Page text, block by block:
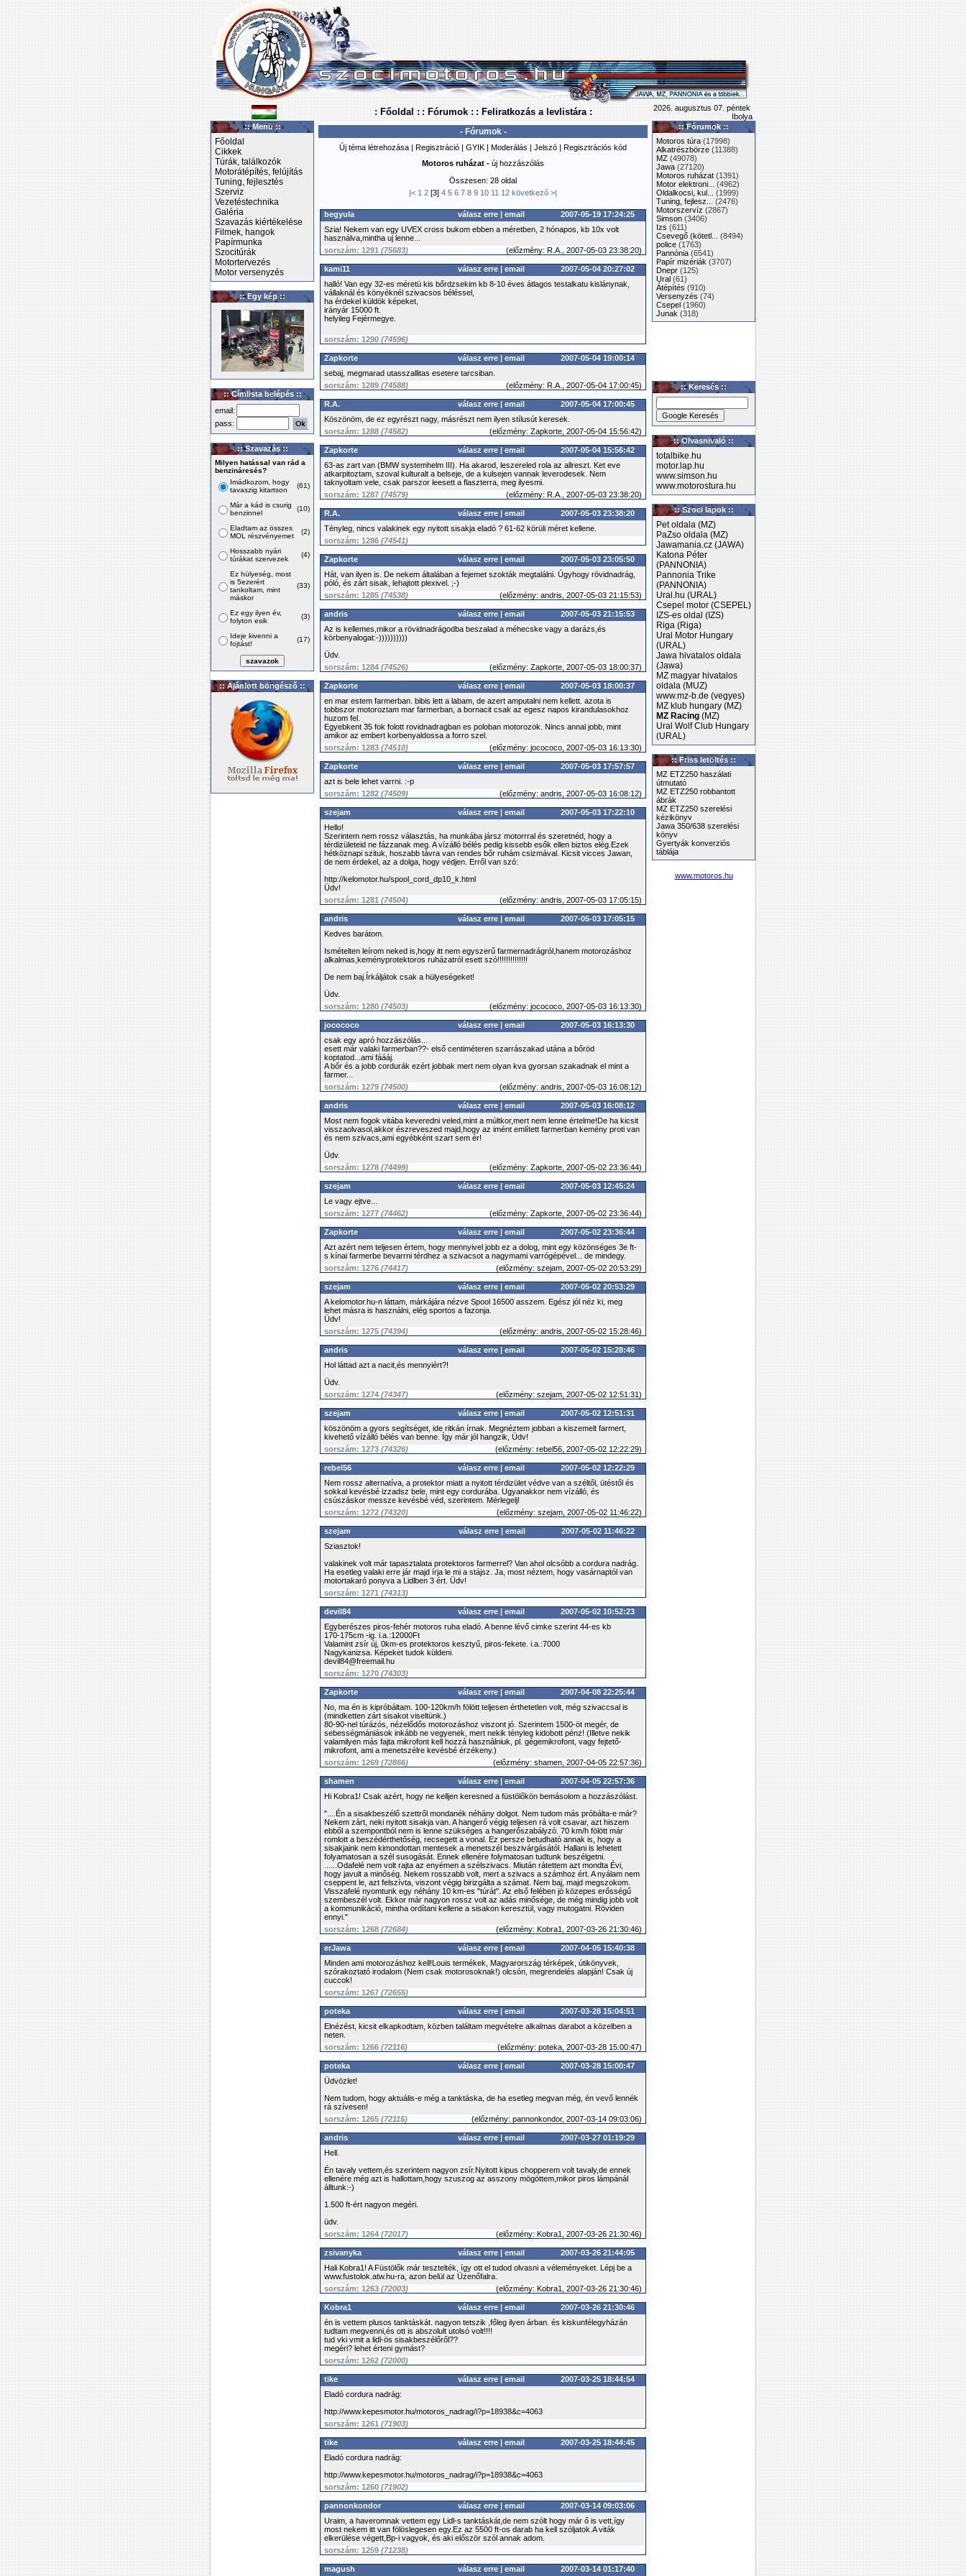
: Főoldal : : Fórumok : : Feliratkozás a levlistára :
2026. augusztus 07. péntek
Ibolya
:: Menü ::
Főoldal
Cikkek
Túrák, találkozók
Motorátépítés, felújítás
Tuning, fejlesztés
Szerviz
Vezetéstechnika
Galéria
Szavazás kiértékelése
Filmek, hangok
Papírmunka
Szocitúrák
Motortervezés
Motor versenyzés
:: Egy kép ::
:: Címlista belépés ::
email:
pass:
:: Szavazás ::
Milyen hatással van rád a
benzináresés?
Imádkozom, hogy
tavaszig kitartson
(61)
Már a kád is csurig
benzinnel
(10)
Eladtam az összes
MOL részvényemet
(2)
Hosszabb nyári
túrákat szervezek
(4)
Ez hülyeség, most
is 5ezerért
tankoltam, mint
máskor
(33)
Ez egy ilyen év,
folyton esik
(3)
Ideje kivenni a
fojtást!
(17)
:: Ajánlott böngésző ::
- Fórumok -
Új téma létrehozása | Regisztráció | GYIK | Moderálás | Jelszó | Regisztrációs kód
Motoros ruházat - új hozzászólás
Összesen: 28 oldal
|< 1 2 [3] 4 5 6 7 8 9 10 11 12 következő >|
begyula válasz erre | email
2007-05-19 17:24:25
Szia! Nekem van egy UVEX cross bukom ebben a méretben, 2 hónapos, kb 10x volt
használva,mintha uj lenne...
sorszám: 1291 (75683) (előzmény: R.A., 2007-05-03 23:38:20)
kami11 válasz erre | email
2007-05-04 20:27:02
halló! Van egy 32-es méretü kis bőrdzsekim kb 8-10 éves átlagos testalkatu kislánynak,
vállaknál és könyéknél szivacsos béléssel,
ha érdekel küldök képeket,
irányár 15000 ft.
helyileg Fejérmegye.
sorszám: 1290 (74596)
Zapkorte válasz erre | email
2007-05-04 19:00:14
sebaj, megmarad utasszallitas esetere tarcsiban.
sorszám: 1289 (74588) (előzmény: R.A., 2007-05-04 17:00:45)
R.A. válasz erre | email
2007-05-04 17:00:45
Köszönöm, de ez egyrészt nagy, másrészt nem ilyen stílusút keresek.
sorszám: 1288 (74582) (előzmény: Zapkorte, 2007-05-04 15:56:42)
Zapkorte válasz erre | email
2007-05-04 15:56:42
63-as zart van (BMW systemhelm III). Ha akarod, leszereled rola az allreszt. Ket eve
atkarpitoztam, szoval kulturalt a belseje, de a kulsejen vannak leverodesek. Nem
taknyoltam vele, csak parszor leesett a flaszterra, meg ilyesmi.
sorszám: 1287 (74579) (előzmény: R.A., 2007-05-03 23:38:20)
R.A. válasz erre | email
2007-05-03 23:38:20
Tényleg, nincs valakinek egy nyitott sisakja eladó ? 61-62 körüli méret kellene.
sorszám: 1286 (74541)
Zapkorte válasz erre | email
2007-05-03 23:05:50
Hát, van ilyen is. De nekem általában a fejemet szokták megtalálni. Úgyhogy rövidnadrág,
póló, és zárt sisak, lehajtott plexivel. ;-)
sorszám: 1285 (74538) (előzmény: andris, 2007-05-03 21:15:53)
andris válasz erre | email
2007-05-03 21:15:53
Az is kellemes,mikor a rövidnadrágodba beszalad a méhecske vagy a darázs,és
körbenyalogat:-))))))))))
Üdv.
sorszám: 1284 (74526) (előzmény: Zapkorte, 2007-05-03 18:00:37)
Zapkorte válasz erre | email
2007-05-03 18:00:37
en mar estem farmerban. bibis lett a labam, de azert amputalni nem kellett. azota is
tobbszor motoroztam mar farmerban, a bornacit csak az egesz napos kirandulasokhoz
huzom fel.
Egyebkent 35 fok folott rovidnadragban es poloban motorozok. Nincs annal jobb, mint
amikor az embert korbenyaldossa a forro szel.
sorszám: 1283 (74510) (előzmény: jocococo, 2007-05-03 16:13:30)
Zapkorte válasz erre | email
2007-05-03 17:57:57
azt is bele lehet varrni. :-p
sorszám: 1282 (74509) (előzmény: andris, 2007-05-03 16:08:12)
szejam válasz erre | email
2007-05-03 17:22:10
Hello!
Szerintem nem rossz választás, ha munkába jársz motorrral és szeretnéd, hogy a
térdizületeid ne fázzanak meg. A vízálló bélés pedig kissebb esők ellen biztos elég.Ezek
hétköznapi szituk, hoszabb távra van rendes bőr ruhám csizmával. Kicsit vicces Jawan,
de nem érdekel, az a dolga, hogy védjen. Erről van szó:
http://kelomotor.hu/spool_cord_dp10_k.html
Üdv!
sorszám: 1281 (74504) (előzmény: andris, 2007-05-03 17:05:15)
andris válasz erre | email
2007-05-03 17:05:15
Kedves barátom.
Ismételten leírom neked is,hogy itt nem egyszerű farmernadrágról,hanem motorozáshoz
alkalmas,keményprotektoros ruházatról esett szó!!!!!!!!!!!!!!
De nem baj.Írkáljátok csak a hülyeségeket!
Üdv.
sorszám: 1280 (74503) (előzmény: jocococo, 2007-05-03 16:13:30)
jocococo válasz erre | email
2007-05-03 16:13:30
csak egy apró hozzászólás...
esett már valaki farmerban??- első centiméteren szarrászakad utána a bőröd
koptatod...ami fáááj.
A bőr és a jobb cordurák ezért jobbak mert nem olyan kva gyorsan szakadnak el mint a
farmer...
sorszám: 1279 (74500) (előzmény: andris, 2007-05-03 16:08:12)
andris válasz erre | email
2007-05-03 16:08:12
Most nem fogok vitába keveredni veled,mint a múltkor,mert nem lenne értelme!De ha kicsit
visszaolvasol,akkor észreveszed majd,hogy az imént említett farmerban kemény proti van
és nem szivacs,ami egyébként szart sem ér!
Üdv.
sorszám: 1278 (74499) (előzmény: Zapkorte, 2007-05-02 23:36:44)
szejam válasz erre | email
2007-05-03 12:45:24
Le vagy ejtve...
sorszám: 1277 (74462) (előzmény: Zapkorte, 2007-05-02 23:36:44)
Zapkorte válasz erre | email
2007-05-02 23:36:44
Azt azért nem teljesen értem, hogy mennyivel jobb ez a dolog, mint egy közönséges 3e ft-
s kínai farmerbe bevarrni térdhez a szivacsot a nagymami varrógépével... de mindegy.
sorszám: 1276 (74417) (előzmény: szejam, 2007-05-02 20:53:29)
szejam válasz erre | email
2007-05-02 20:53:29
A kelomotor.hu-n láttam, márkájára nézve Spool 16500 asszem. Egész jól néz ki, meg
lehet másra is használni, elég sportos a fazonja.
Üdv!
sorszám: 1275 (74394) (előzmény: andris, 2007-05-02 15:28:46)
andris válasz erre | email
2007-05-02 15:28:46
Hol láttad azt a nacit,és mennyiért?!
Üdv.
sorszám: 1274 (74347) (előzmény: szejam, 2007-05-02 12:51:31)
szejam válasz erre | email
2007-05-02 12:51:31
köszönöm a gyors segítséget, ide ritkán írnak. Megnéztem jobban a kiszemelt farmert,
kivehető vízálló bélés van benne. Így már jól hangzik, Üdv!
sorszám: 1273 (74326) (előzmény: rebel56, 2007-05-02 12:22:29)
rebel56 válasz erre | email
2007-05-02 12:22:29
Nem rossz alternatíva, a protektor miatt a nyitott térdizület védve van a széltől, ütéstől és
sokkal kevésbé izzadsz bele, mint egy cordurába. Ugyanakkor nem vízálló, és
csúszáskor messze kevésbé véd, szerintem. Mérlegelj!
sorszám: 1272 (74320) (előzmény: szejam, 2007-05-02 11:46:22)
szejam válasz erre | email
2007-05-02 11:46:22
Sziasztok!
valakinek volt már tapasztalata protektoros farmerrel? Van ahol olcsóbb a cordura nadrág.
Ha esetleg valaki erre jár majd írja le mi a stájsz. Ja, most néztem, hogy vasárnaptól van
motortakaró ponyva a Lidlben 3 ért. Üdv!
sorszám: 1271 (74313)
devil84 válasz erre | email
2007-05-02 10:52:23
Egyberészes piros-fehér motoros ruha eladó. A benne lévő cimke szerint 44-es kb
170-175cm -ig. i.a.:12000Ft
Valamint zsír új, 0km-es protektoros kesztyű, piros-fekete. i.a.:7000
Nagykanizsa. Képeket tudok küldeni.
devil84@freemail.hu
sorszám: 1270 (74303)
Zapkorte válasz erre | email
2007-04-08 22:25:44
No, ma én is kipróbáltam. 100-120km/h fölött teljesen érthetetlen volt, még szivaccsal is
(mindketten zárt sisakot viseltünk.)
80-90-nel túrázós, nézelődős motorozáshoz viszont jó. Szerintem 1500-öt megér, de
sebességmániások inkább ne vegyenek, mert nekik tényleg kidobott pénz! (Illetve nekik
valamilyen más fajta mikrofont kell hozzá használniuk, pl. gégemikrofont, vagy fejtető-
mikrofont, ami a menetszélre kevésbé érzékeny.)
sorszám: 1269 (72866) (előzmény: shamen, 2007-04-05 22:57:36)
shamen válasz erre | email
2007-04-05 22:57:36
Hi Kobra1! Csak azért, hogy ne kelljen keresned a füstölőkön bemásolom a hozzászólást.
"....Én a sisakbeszélő szettről mondanék néhány dolgot. Nem tudom más próbálta-e már?
Nekem zárt, neki nyitott sisakja van. A hangerő végig teljesen rá volt csavar, azt hiszem
ebből a szempontból nem is lenne szükséges a hangerőszabályzó. 70 km/h fölött már
romlott a beszédérthetőség, recsegett a vonal. Ez persze betudható annak is, hogy a
sisakjaink nem kimondottan mentesek a menetszél beszivárgásától. Hallani is lehetett
folyamatosan a szél susogását. Ennek ellenére folymatosan tudtunk beszélgetni.
......Odafelé nem volt rajta az enyémen a szélszivacs. Miután rátettem azt mondta Évi,
hogy javult a minőség. Nekem rosszabb volt, mert a szivacs a számhoz ért. A nyálam nem
cseppent le, azt felszívta, viszont végig birizgálta a számat. Nem baj, majd megszokom.
Visszafelé nyomtunk egy néhány 10 km-es "túrát". Az első felében jó közepes erősségű
szembeszél volt. Ekkor már nagyon rossz volt az adás minősége, de még mindig jobb volt
a kommunikáció, mintha ordítani kellene a sisakon keresztül, vagy mutogatni. Röviden
ennyi."
sorszám: 1268 (72684) (előzmény: Kobra1, 2007-03-26 21:30:46)
erJawa válasz erre | email
2007-04-05 15:40:38
Minden ami motorozáshoz kell!Louis termékek, Magyarország térképek, útikönyvek,
szórakoztató irodalom (Nem csak motorosoknak!) olcsón, megrendelés alapján! Csak új
cuccok!
sorszám: 1267 (72655)
poteka válasz erre | email
2007-03-28 15:04:51
Elnézést, kicsit elkapkodtam, közben találtam megvételre alkalmas darabot a közelben a
neten.
sorszám: 1266 (72116) (előzmény: poteka, 2007-03-28 15:00:47)
poteka válasz erre | email
2007-03-28 15:00:47
Üdvözlet!
Nem tudom, hogy aktuális-e még a tanktáska, de ha esetleg megvan még, én vevő lennék
rá szívesen!
sorszám: 1265 (72115) (előzmény: pannonkondor, 2007-03-14 09:03:06)
andris válasz erre | email
2007-03-27 01:19:29
Hell.
Én tavaly vettem,és szerintem nagyon zsír.Nyitott kipus chopperem volt tavaly,de ennek
ellenére még azt is hallottam,hogy szuszog az asszony mögöttem,mikor piros lámpánál
álltunk:-)
1.500 ft-ért nagyon megéri.
üdv.
sorszám: 1264 (72017) (előzmény: Kobra1, 2007-03-26 21:30:46)
zsivanyka válasz erre | email
2007-03-26 21:44:05
Hali Kobra1! A Füstölők már tesztelték, így ott el tudod olvasni a véleményeket. Lépj be a
www.fustolok.atw.hu-ra, azon belül az Üzenőfalra.
sorszám: 1263 (72003) (előzmény: Kobra1, 2007-03-26 21:30:46)
Kobra1 válasz erre | email
2007-03-26 21:30:46
én is vettem plusos tanktáskát. nagyon tetszik ,főleg ilyen árban. és kiskunfélegyházán
tudtam megvenni,és ott is abszolult utolsó volt!!!!
tud vki vmit a lidl-ös sisakbeszélőről??
megéri? lehet érteni gymást?
sorszám: 1262 (72000)
tike válasz erre | email
2007-03-25 18:44:54
Eladó cordura nadrág:
http://www.kepesmotor.hu/motoros_nadrag/i?p=18938&c=4063
sorszám: 1261 (71903)
tike válasz erre | email
2007-03-25 18:44:45
Eladó cordura nadrág:
http://www.kepesmotor.hu/motoros_nadrag/i?p=18938&c=4063
sorszám: 1260 (71902)
pannonkondor válasz erre | email
2007-03-14 09:03:06
Uraim, a haveromnak vettem egy Lidl-s tanktáskát,de nem szólt hogy már ő is vett,így
most nekem itt van fölöslegesen egy.Ez az 5500 ft-os darab ha kell szóljatok.A viták
elkerülése végett,Bp-i vagyok, és aki először szól annak adom.
sorszám: 1259 (71238)
magush válasz erre | email 2007-03-14 01:17:40
:: Fórumok ::
Motoros túra (17998)
Alkatrészbörze (11388)
MZ (49078)
Jawa (27120)
Motoros ruházat (1391)
Motor elektroni...
(4962)
Oldalkocsi, kul...
(1999)
Tuning, fejlesz...
(2476)
Motorszervíz (2867)
Simson (3406)
Izs (611)
Csevegő (kötetl...
(8494)
police (1763)
Pannónia (6541)
Papír mizériák (3707)
Dnepr (125)
Ural (61)
Átépítés (910)
Versenyzés (74)
Csepel (1960)
Junak (318)
:: Keresés ::
:: Olvasnivaló ::
totalbike.hu
motor.lap.hu
www.simson.hu
www.motorostura.hu
:: Szoci lapok ::
Pet oldala (MZ)
PaZso oldala (MZ)
Jawamania.cz (JAWA)
Katona Péter
(PANNONIA)
Pannonia Trike
(PANNONIA)
Ural.hu (URAL)
Csepel motor (CSEPEL)
IZS-es oldal (IZS)
Riga (Riga)
Ural Motor Hungary
(URAL)
Jawa hivatalos oldala
(Jawa)
MZ magyar hivatalos
oldala (MUZ)
www.mz-b.de (vegyes)
MZ klub hungary (MZ)
MZ Racing (MZ)
Ural Wolf Club Hungary
(URAL)
:: Friss letöltés ::
MZ ETZ250 haszálati
útmutató
MZ ETZ250 robbantott
ábrák
MZ ETZ250 szerelési
kézikönyv
Jawa 350/638 szerelési
könyv
Gyertyák konverziós
táblája
www.motoros.hu